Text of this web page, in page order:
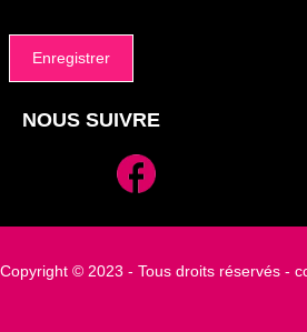
Alternative:
NOUS SUIVRE
Copyright © 2023 - Tous droits réservés -